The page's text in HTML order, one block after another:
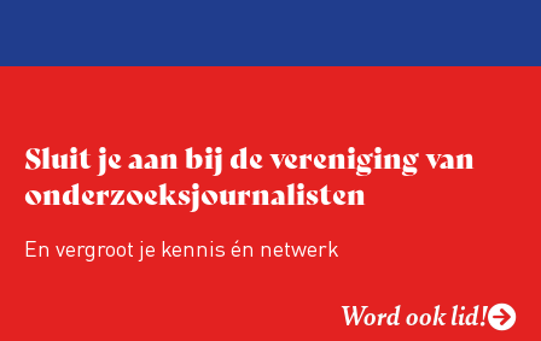
tijdje, maar wel om onomkeerbare
Sluit je aan bij de vereniging van
onderzoeksjournalisten
En vergroot je kennis én netwerk
Word ook lid!